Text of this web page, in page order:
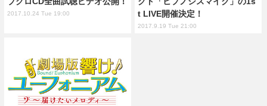
2017.10.24 Tue 19:00
t LIVE開催決定！
2017.9.19 Tue 21:00